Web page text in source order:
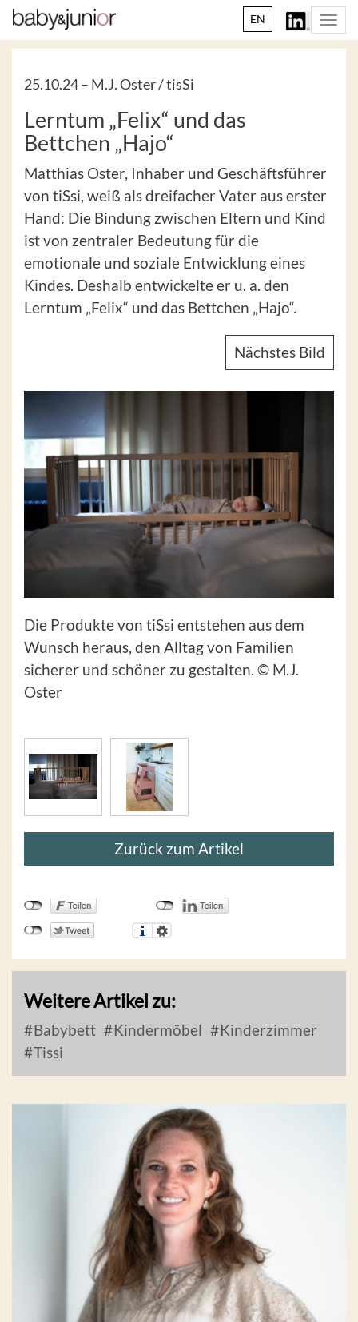
EN
25.10.24 – M.J. Oster / tisSi
Lerntum „Felix“ und das
Bettchen „Hajo“
Matthias Oster, Inhaber und Geschäftsführer
von tiSsi, weiß als dreifacher Vater aus erster
Hand: Die Bindung zwischen Eltern und Kind
ist von zentraler Bedeutung für die
emotionale und soziale Entwicklung eines
Kindes. Deshalb entwickelte er u. a. den
Lerntum „Felix“ und das Bettchen „Hajo“.
Nächstes Bild
Die Produkte von tiSsi entstehen aus dem
Wunsch heraus, den Alltag von Familien
sicherer und schöner zu gestalten. © M.J.
Oster
Zurück zum Artikel
Weitere Artikel zu:
Babybett Kindermöbel
Kinderzimmer
Tissi